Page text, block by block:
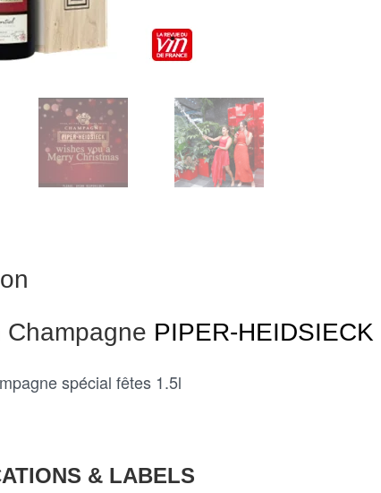
Champagne PIPER-HEIDSIECK
spécial fêtes 1.5l
& LABELS